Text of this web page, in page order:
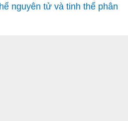
nguyên tử và tinh thể phân